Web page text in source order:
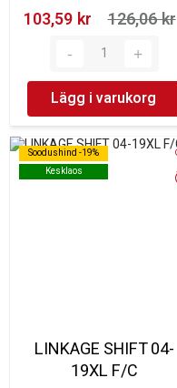
103,59 kr‎
126,06 kr‎
Lägg i varukorg
Soodushind -19%
Kesklaos
Soodushind -19%
Kesklaos
LINKAGE SHIFT 04-
19XL F/C